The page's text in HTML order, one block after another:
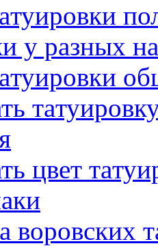
у разных
цвет
воровских